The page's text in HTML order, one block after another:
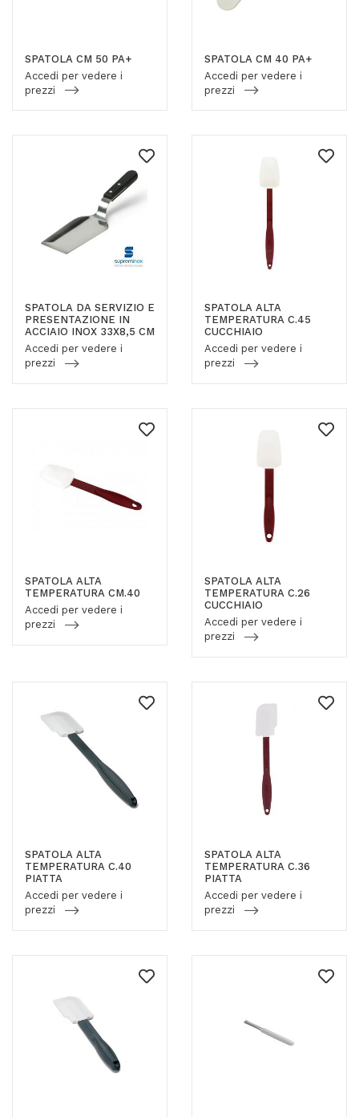
SPATOLA CM 50 PA+
Accedi per vedere i
prezzi
SPATOLA CM 40 PA+
Accedi per vedere i
prezzi
SPATOLA DA SERVIZIO E
PRESENTAZIONE IN
ACCIAIO INOX 33X8,5 CM
Accedi per vedere i
prezzi
SPATOLA ALTA
TEMPERATURA C.45
CUCCHIAIO
Accedi per vedere i
prezzi
SPATOLA ALTA
TEMPERATURA CM.40
Accedi per vedere i
prezzi
SPATOLA ALTA
TEMPERATURA C.26
CUCCHIAIO
Accedi per vedere i
prezzi
SPATOLA ALTA
TEMPERATURA C.40
PIATTA
Accedi per vedere i
prezzi
SPATOLA ALTA
TEMPERATURA C.36
PIATTA
Accedi per vedere i
prezzi